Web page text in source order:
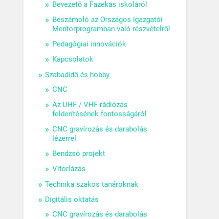
Bevezető a Fazekas iskoláról
Beszámoló az Országos Igazgatói
Mentorprogramban való részvételről
Pedagógiai innovációk
Kapcsolatok
Szabadidő és hobby
CNC
Az UHF / VHF rádiózás
felderítésének fontosságáról
CNC gravírozás és darabolás
lézerrel
Bendzsó projekt
Vitorlázás
Technika szakos tanároknak
Digitális oktatás
CNC gravírozás és darabolás